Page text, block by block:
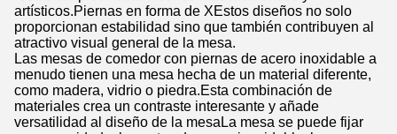
artísticos.Piernas en forma de XEstos diseños no solo
proporcionan estabilidad sino que también contribuyen al
atractivo visual general de la mesa.
Las mesas de comedor con piernas de acero inoxidable a
menudo tienen una mesa hecha de un material diferente,
como madera, vidrio o piedra.Esta combinación de
materiales crea un contraste interesante y añade
versatilidad al diseño de la mesaLa mesa se puede fijar